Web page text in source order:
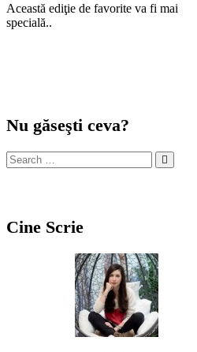
Această ediţie de favorite va fi mai
specială..
Nu găseşti ceva?
Cine Scrie